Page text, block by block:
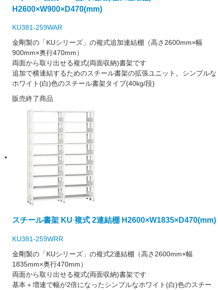
H2600×W900×D470(mm)
KU381-259WAR
金剛製の「KUシリーズ」の複式追加連結棚（高さ2600mm×幅
900mm×奥行470mm）
両面から取り出せる複式(両面収納)書架です
追加で横連結するためのスチール書架の拡張ユニット。シンプルな
ホワイト(白)色のスチール書架タイプ(40kg/段)
販売終了商品
スチール書架 KU 複式 2連結棚 H2600×W1835×D470(mm)
KU381-259WRR
金剛製の「KUシリーズ」の複式2連結棚（高さ2600mm×幅
1835mm×奥行470mm）
両面から取り出せる複式(両面収納)書架です
基本＋増連で幅が2倍になったシンプルなホワイト(白)色のスチー